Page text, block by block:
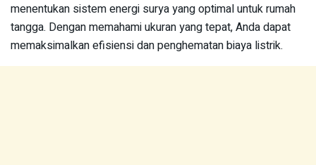
menentukan sistem energi surya yang optimal untuk rumah
tangga. Dengan memahami ukuran yang tepat, Anda dapat
memaksimalkan efisiensi dan penghematan biaya listrik.